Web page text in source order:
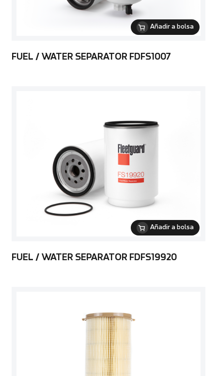
Añadir a bolsa
FUEL / WATER SEPARATOR FDFS1007
Añadir a bolsa
FUEL / WATER SEPARATOR FDFS19920